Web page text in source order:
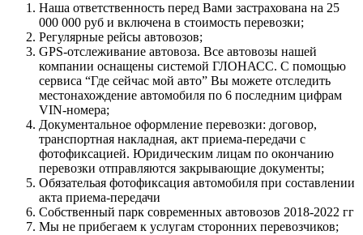
Наша ответственность перед Вами застрахована на 25
000 000 руб и включена в стоимость перевозки;
Регулярные рейсы автовозов;
GPS-отслеживание автовоза. Все автовозы нашей
компании оснащены системой ГЛОНАСС. С помощью
сервиса “Где сейчас мой авто” Вы можете отследить
местонахождение автомобиля по 6 последним цифрам
VIN-номера;
Документальное оформление перевозки: договор,
транспортная накладная, акт приема-передачи с
фотофиксацией. Юридическим лицам по окончанию
перевозки отправляются закрывающие документы;
Обязательая фотофиксация автомобиля при составлении
акта приема-передачи
Собственный парк современных автовозов 2018-2022 гг
Мы не прибегаем к услугам сторонних перевозчиков;